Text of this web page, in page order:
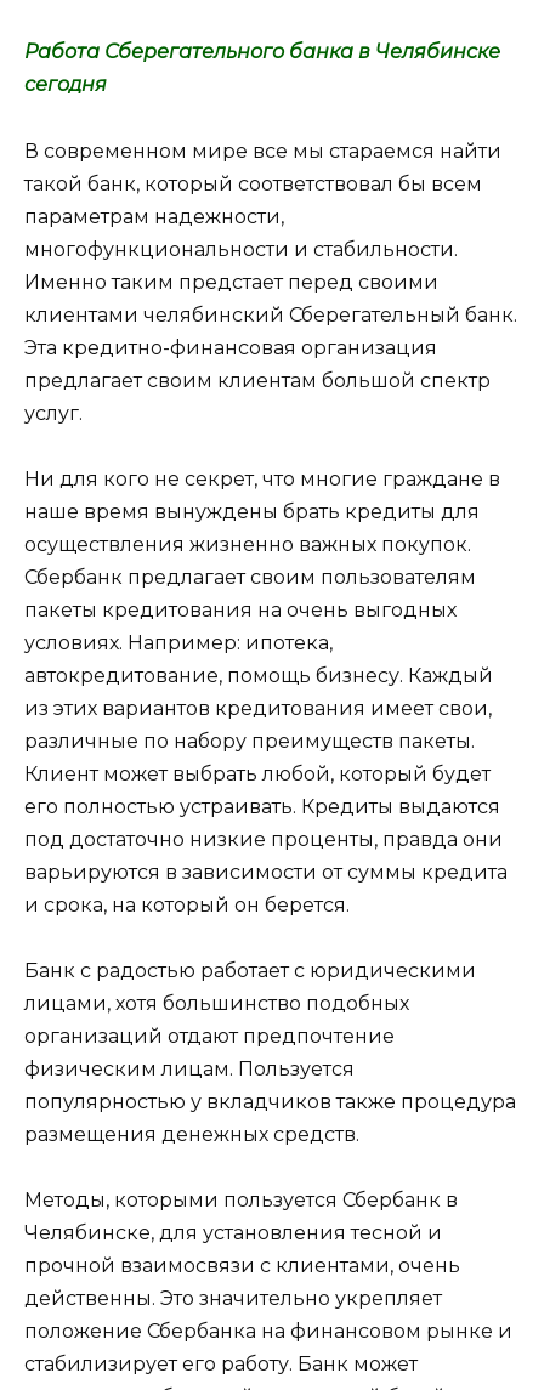
Работа Сберегательного банка в Челябинске
сегодня
В современном мире все мы стараемся найти
такой банк, который соответствовал бы всем
параметрам надежности,
многофункциональности и стабильности.
Именно таким предстает перед своими
клиентами челябинский Сберегательный банк.
Эта кредитно-финансовая организация
предлагает своим клиентам большой спектр
услуг.
Ни для кого не секрет, что многие граждане в
наше время вынуждены брать кредиты для
осуществления жизненно важных покупок.
Сбербанк предлагает своим пользователям
пакеты кредитования на очень выгодных
условиях. Например: ипотека,
автокредитование, помощь бизнесу. Каждый
из этих вариантов кредитования имеет свои,
различные по набору преимуществ пакеты.
Клиент может выбрать любой, который будет
его полностью устраивать. Кредиты выдаются
под достаточно низкие проценты, правда они
варьируются в зависимости от суммы кредита
и срока, на который он берется.
Банк с радостью работает с юридическими
лицами, хотя большинство подобных
организаций отдают предпочтение
физическим лицам. Пользуется
популярностью у вкладчиков также процедура
размещения денежных средств.
Методы, которыми пользуется Сбербанк в
Челябинске, для установления тесной и
прочной взаимосвязи с клиентами, очень
действенны. Это значительно укрепляет
положение Сбербанка на финансовом рынке и
стабилизирует его работу. Банк может